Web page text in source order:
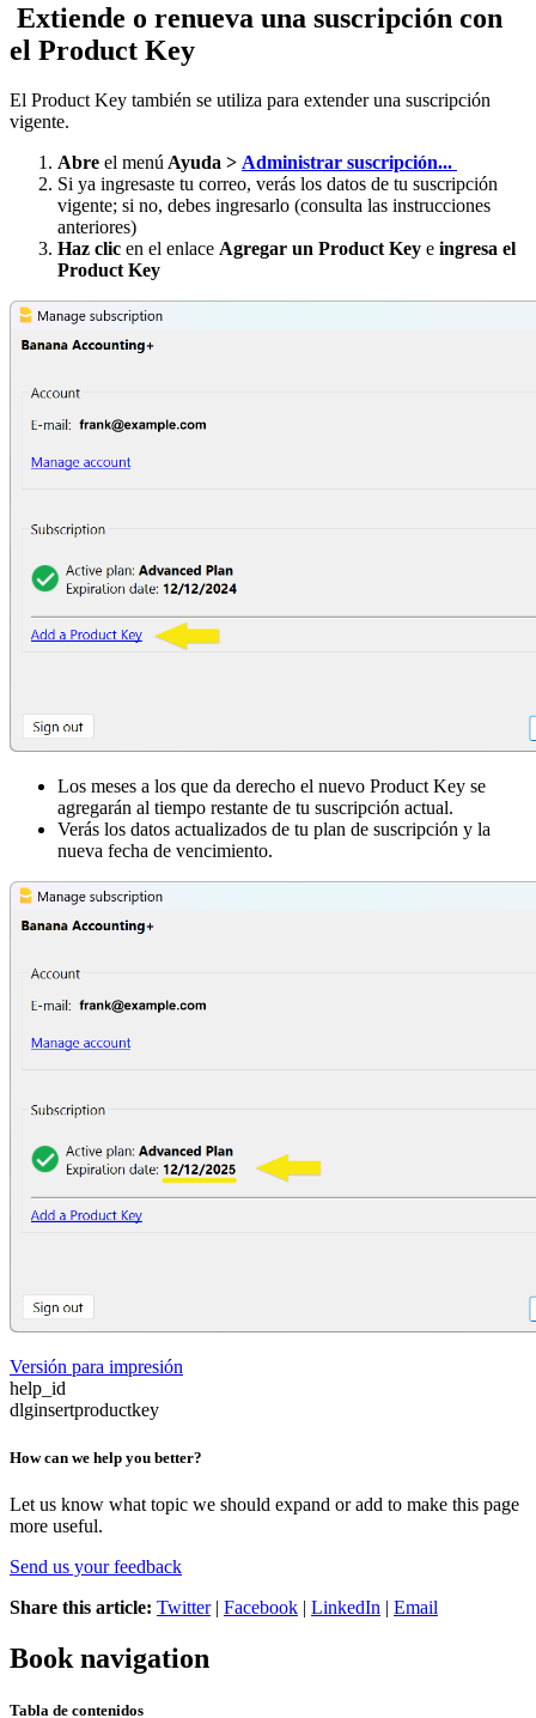
Extiende o renueva una suscripción con
el Product Key
El Product Key también se utiliza para extender una suscripción
vigente.
Abre el menúAyuda > Administrar suscripción...
Si ya ingresaste tu correo, verás los datos de tu suscripción
vigente; si no, debes ingresarlo (consulta las instrucciones
anteriores)
Haz clic en el enlace Agregar un Product Key e ingresa el
Product Key
Los meses a los que da derecho el nuevo Product Key se
agregarán al tiempo restante de tu suscripción actual.
Verás los datos actualizados de tu plan de suscripción y la
nueva fecha de vencimiento.
Versión para impresión
help_id
dlginsertproductkey
How can we help you better?
Let us know what topic we should expand or add to make this page
more useful.
Send us your feedback
Share this article: Twitter| Facebook | LinkedIn | Email
Book navigation
Tabla de contenidos